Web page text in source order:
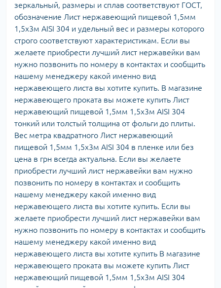
зеркальный, размеры и сплав соответствуют ГОСТ,
обозначение Лист нержавеющий пищевой 1,5мм
1,5х3м AISI 304 и удельный вес и размеры которого
строго соответствуют характеристикам. Если вы
желаете приобрести лучший лист нержавейки вам
нужно позвонить по номеру в контактах и сообщить
нашему менеджеру какой именно вид
нержавеющего листа вы хотите купить. В магазине
нержавеющего проката вы можете купить Лист
нержавеющий пищевой 1,5мм 1,5х3м AISI 304
тонкий или толстый толщина от фольги до плиты.
Вес метра квадратного Лист нержавеющий
пищевой 1,5мм 1,5х3м AISI 304 в пленке или без
цена в грн всегда актуальна. Если вы желаете
приобрести лучший лист нержавейки вам нужно
позвонить по номеру в контактах и сообщить
нашему менеджеру какой именно вид
нержавеющего листа вы хотите купить. Если вы
желаете приобрести лучший лист нержавейки вам
нужно позвонить по номеру в контактах и сообщить
нашему менеджеру какой именно вид
нержавеющего листа вы хотите купить В магазине
нержавеющего проката вы можете купить Лист
нержавеющий пищевой 1,5мм 1,5х3м AISI 304